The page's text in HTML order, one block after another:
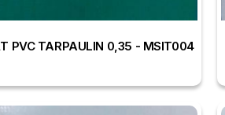
PVC TARPAULIN 0,35 - MSIT004